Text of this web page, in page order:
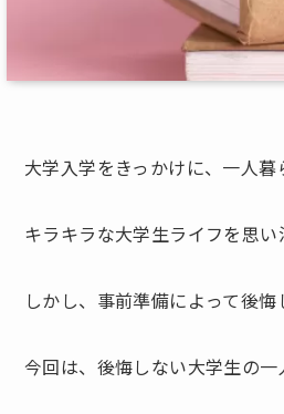
大学入学をきっかけに、一人暮
キラキラな大学生ライフを思
しかし、事前準備によって後悔
今回は、後悔しない大学生の一